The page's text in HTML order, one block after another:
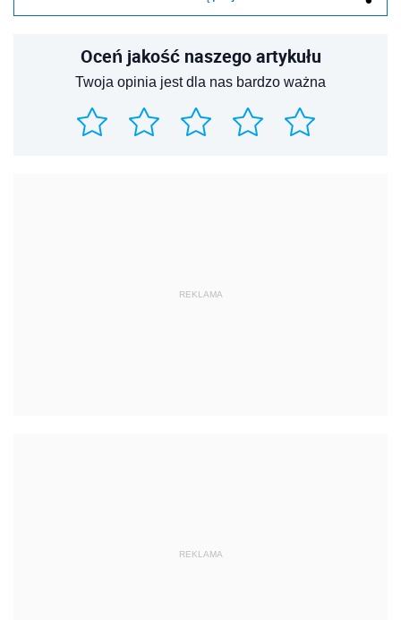
Oceń jakość naszego artykułu
Twoja opinia jest dla nas bardzo ważna
REKLAMA
REKLAMA